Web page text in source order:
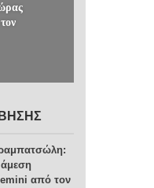
άμεση
από τον